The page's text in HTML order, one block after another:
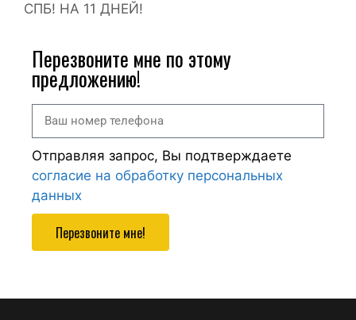
СПБ! НА 11 ДНЕЙ!
Перезвоните мне по этому
предложению!
Отправляя запрос, Вы подтверждаете
согласие на обработку персональных
данных
Перезвоните мне!